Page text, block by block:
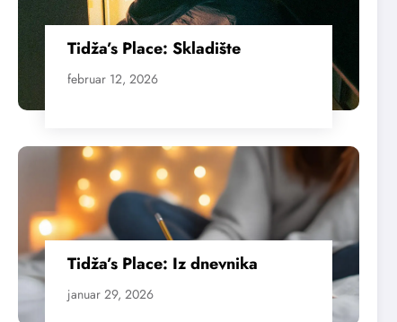
Tidža’s Place: Skladište
februar 12, 2026
Tidža’s Place: Iz dnevnika
januar 29, 2026